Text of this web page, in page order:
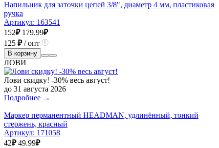
Напильник для заточки цепей 3/8", диаметр 4 мм, пластиковая
ручка
Артикул: 163541
152₽ 179.99₽
125 ₽/ опт
В корзину
ЛОВИ
Лови скидку! -30% весь август!
до 31 августа 2026
Подробнее →
Маркер перманентный HEADMAN, удлинённый, тонкий
стержень, красный
Артикул: 171058
42₽ 49.99₽